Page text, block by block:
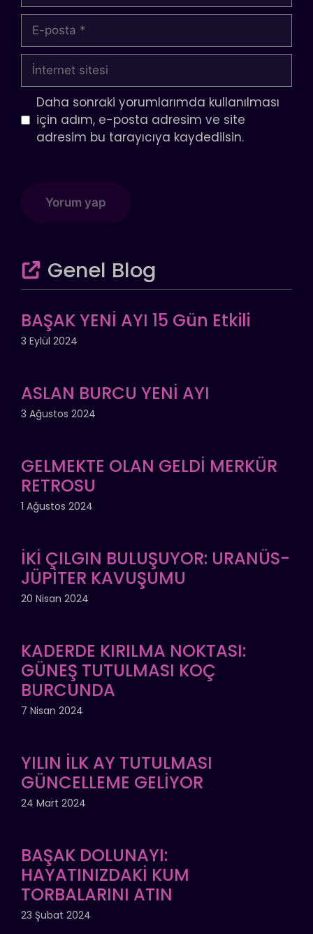
posta
İnternet
sitesi
Daha sonraki yorumlarımda kullanılması
için adım, e-posta adresim ve site
adresim bu tarayıcıya kaydedilsin.
Genel Blog
BAŞAK YENİ AYI 15 Gün Etkili
3 Eylül 2024
ASLAN BURCU YENİ AYI
3 Ağustos 2024
GELMEKTE OLAN GELDİ MERKÜR
RETROSU
1 Ağustos 2024
İKİ ÇILGIN BULUŞUYOR: URANÜS-
JÜPİTER KAVUŞUMU
20 Nisan 2024
KADERDE KIRILMA NOKTASI:
GÜNEŞ TUTULMASI KOÇ
BURCUNDA
7 Nisan 2024
YILIN İLK AY TUTULMASI
GÜNCELLEME GELİYOR
24 Mart 2024
BAŞAK DOLUNAYI:
HAYATINIZDAKİ KUM
TORBALARINI ATIN
23 Şubat 2024